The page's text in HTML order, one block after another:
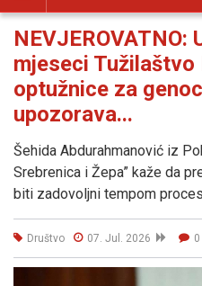
NEVJEROVATNO:
mjeseci
optužnice za
upozorava...
Šehida Abdurahmanović iz
Srebrenica i Žepa” kaže da
biti zadovoljni tempom
Društvo 07. Jul. 2026 0